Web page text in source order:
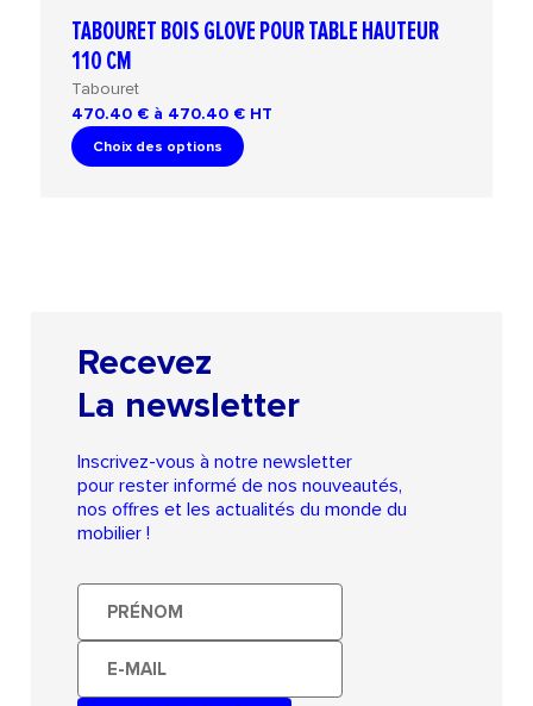
TABOURET BOIS GLOVE POUR TABLE HAUTEUR
110 CM
Tabouret
470.40 € à 470.40 € HT
Choix des options
Recevez
La newsletter
Inscrivez-vous à notre newsletter
pour rester informé de nos nouveautés,
nos offres et les actualités du monde du
mobilier !
Prénom
E-
mail